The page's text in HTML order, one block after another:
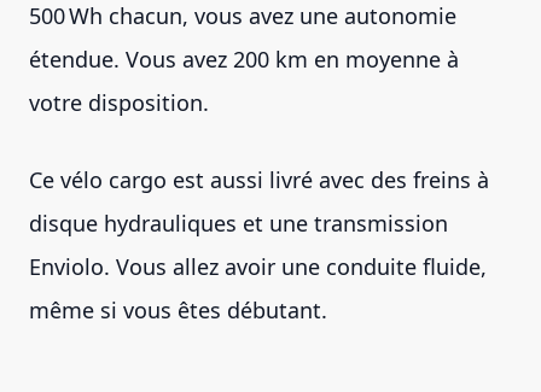
500 Wh chacun, vous avez une autonomie
étendue. Vous avez 200 km en moyenne à
votre disposition.
Ce vélo cargo est aussi livré avec des freins à
disque hydrauliques et une transmission
Enviolo. Vous allez avoir une conduite fluide,
même si vous êtes débutant.